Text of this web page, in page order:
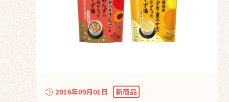
2016年09月01日 新商品